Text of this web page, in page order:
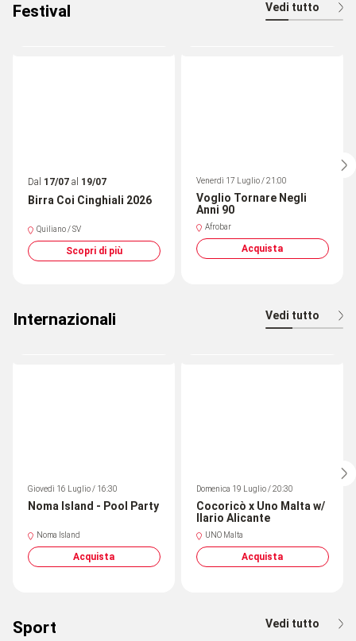
Festival Vedi tutto
Dal 17/07al 19/07
Birra Coi Cinghiali 2026
Quiliano / SV
Scopri di più
Venerdì 17 Luglio / 21:00
Voglio Tornare Negli
Anni 90
Afrobar
Acquista
Internazionali Vedi tutto
Giovedì 16 Luglio / 16:30
Noma Island - Pool Party
Noma Island
Acquista
Domenica 19 Luglio / 20:30
Cocoricò x Uno Malta w/
Ilario Alicante
UNO Malta
Acquista
Sport Vedi tutto